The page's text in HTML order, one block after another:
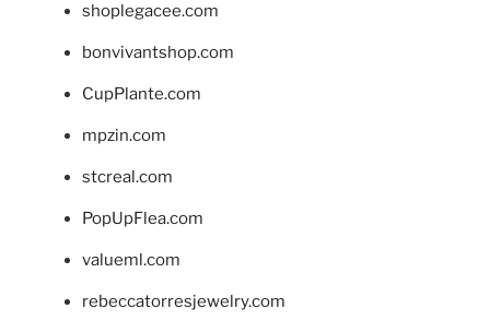
shoplegacee.com
bonvivantshop.com
CupPlante.com
mpzin.com
stcreal.com
PopUpFlea.com
valueml.com
rebeccatorresjewelry.com